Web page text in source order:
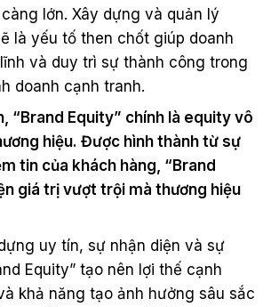
lớn. Xây dựng và quản lý
là yếu tố then chốt giúp doanh
và duy trì sự thành công trong
doanh cạnh tranh.
“Brand Equity” chính là equity vô
hiệu. Được hình thành từ sự
tin của khách hàng, “Brand
giá trị vượt trội mà thương hiệu
uy tín, sự nhận diện và sự
Equity” tạo nên lợi thế cạnh
khả năng tạo ảnh hưởng sâu sắc